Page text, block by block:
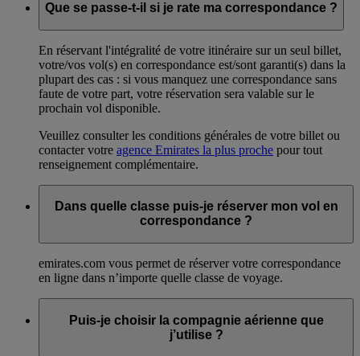
Que se passe-t-il si je rate ma correspondance ?
En réservant l'intégralité de votre itinéraire sur un seul billet,
votre/vos vol(s) en correspondance est/sont garanti(s) dans la
plupart des cas : si vous manquez une correspondance sans
faute de votre part, votre réservation sera valable sur le
prochain vol disponible.
Veuillez consulter les conditions générales de votre billet ou
contacter votre agence Emirates la plus proche pour tout
renseignement complémentaire.
Dans quelle classe puis-je réserver mon vol en
correspondance ?
emirates.com vous permet de réserver votre correspondance
en ligne dans n’importe quelle classe de voyage.
Puis-je choisir la compagnie aérienne que
j’utilise ?